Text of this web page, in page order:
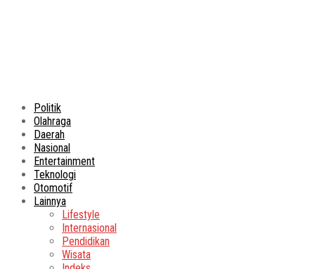
Politik
Olahraga
Daerah
Nasional
Entertainment
Teknologi
Otomotif
Lainnya
Lifestyle
Internasional
Pendidikan
Wisata